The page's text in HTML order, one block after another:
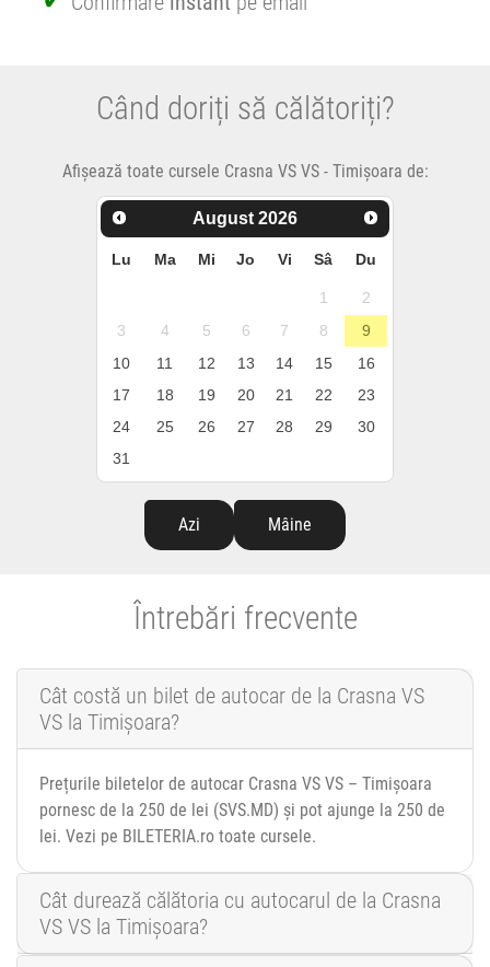
Când doriți să călătoriți?
Afișează toate cursele Crasna VS VS - Timișoara de:
August 2026
Lu Ma Mi Jo Vi Sâ Du
1
2
3
4 5 6 7 8
9
10
11 12 13 14 15
16
17
18 19 20 21 22
23
24
25 26 27 28 29
30
31
Azi Mâine
Întrebări frecvente
Cât costă un bilet de autocar de la Crasna VS
VS la Timișoara?
Prețurile biletelor de autocar Crasna VS VS – Timișoara
pornesc de la 250 de lei (SVS.MD) și pot ajunge la 250 de
lei. Vezi pe BILETERIA.ro toate cursele.
Cât durează călătoria cu autocarul de la Crasna
VS VS la Timișoara?